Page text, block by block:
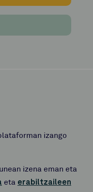
izango
izena eman eta
eta erabiltzaileen